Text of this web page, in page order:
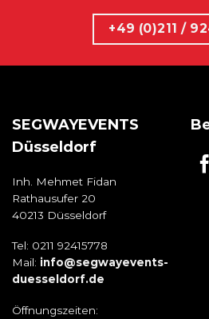
+49 (0)211 /
SEGWAYEVENTS
Düsseldorf
Inh. Mehmet Fidan
Rathausufer 20
40213 Düsseldorf
Tel: 0211 92415778
Mail: info@segwayevents-
duesseldorf.de
Öffnungszeiten: